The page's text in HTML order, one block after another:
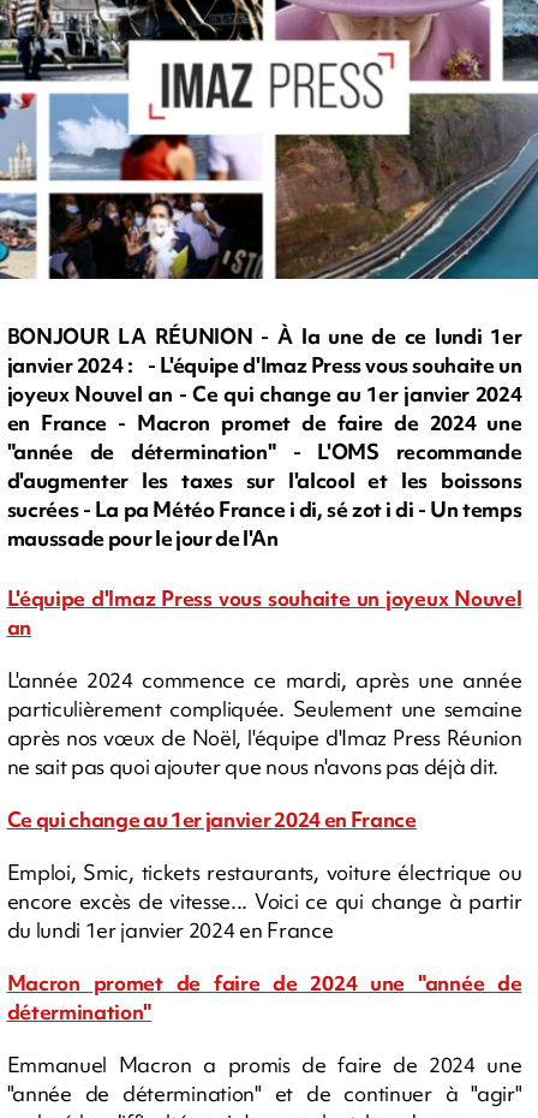
BONJOUR LA RÉUNION - À la une de ce lundi 1er
janvier 2024 : - L'équipe d'Imaz Press vous souhaite un
joyeux Nouvel an - Ce qui change au 1er janvier 2024
en France - Macron promet de faire de 2024 une
"année de détermination" - L'OMS recommande
d'augmenter les taxes sur l'alcool et les boissons
sucrées - La pa Météo France i di, sé zot i di - Un temps
maussade pour le jour de l'An
L'équipe d'Imaz Press vous souhaite un joyeux Nouvel
an
L'année 2024 commence ce mardi, après une année
particulièrement compliquée. Seulement une semaine
après nos vœux de Noël, l'équipe d'Imaz Press Réunion
ne sait pas quoi ajouter que nous n'avons pas déjà dit.
Ce qui change au 1er janvier 2024 en France
Emploi, Smic, tickets restaurants, voiture électrique ou
encore excès de vitesse... Voici ce qui change à partir
du lundi 1er janvier 2024 en France
Macron promet de faire de 2024 une "année de
détermination"
Emmanuel Macron a promis de faire de 2024 une
"année de détermination" et de continuer à "agir"